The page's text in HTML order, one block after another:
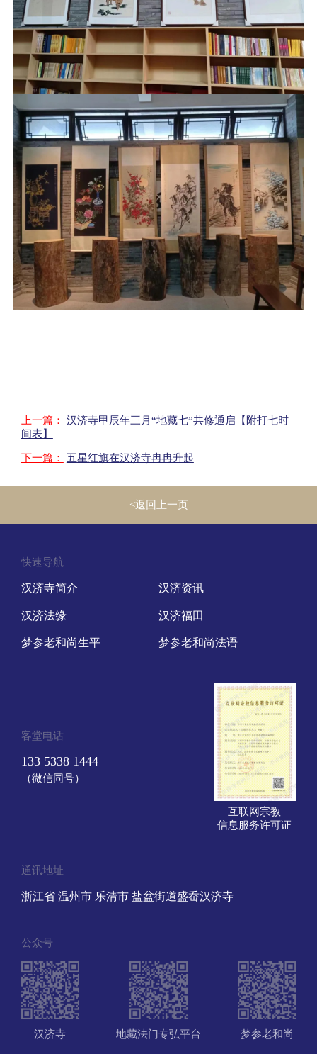
上一篇：
汉济寺甲辰年三月“地藏七”共修通启【附打七时
间表】
下一篇： 五星红旗在汉济寺冉冉升起
<返回上一页
快速导航
汉济寺简介 汉济资讯
汉济法缘 汉济福田
梦参老和尚生平 梦参老和尚法语
客堂电话
133 5338 1444
（微信同号）
互联网宗教
信息服务许可证
通讯地址
浙江省 温州市 乐清市 盐盆街道盛岙汉济寺
公众号
汉济寺 地藏法门专弘平台 梦参老和尚